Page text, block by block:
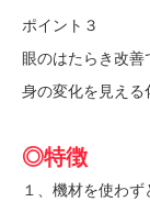
ポイント３
眼のはたらき改
身の変化を見える
◎特徴
１、機材を使わ